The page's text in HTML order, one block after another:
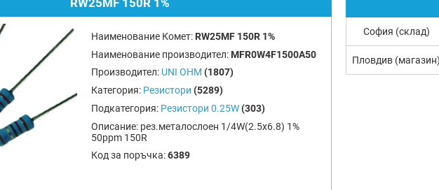
RW25MF 150R 1%
Наименование Комет: RW25MF 150R 1%
Наименование производител: MFR0W4F1500A50
Производител: UNI OHM (1807)
Категория: Резистори (5289)
Подкатегория: Резистори 0.25W (303)
Описание: рез.металослоен 1/4W(2.5x6.8) 1%
50ppm 150R
Код за поръчка:6389
София (склад)
Пловдив (магазин)